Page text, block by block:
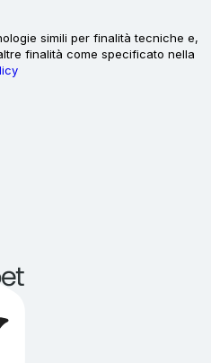
simili per finalità tecniche e,
finalità come specificato nella